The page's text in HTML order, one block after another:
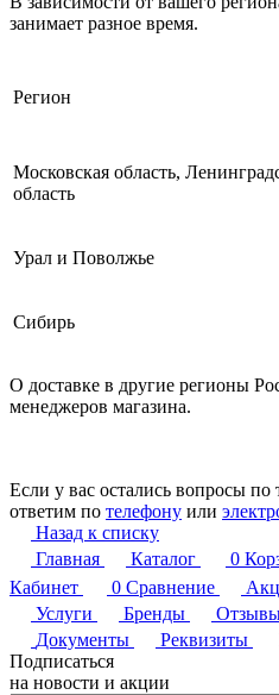
занимает разное время.
Регион
Московская область,
область
Урал и Поволжье
Сибирь
О доставке в другие регионы
менеджеров магазина.
Если у вас остались вопросы по
ответим по телефону или
Назад к списку
Главная
Каталог 0
Кабинет
0 Сравнение
Услуги
Бренды
Документы
Реквизиты
Подписаться
на новости и акции